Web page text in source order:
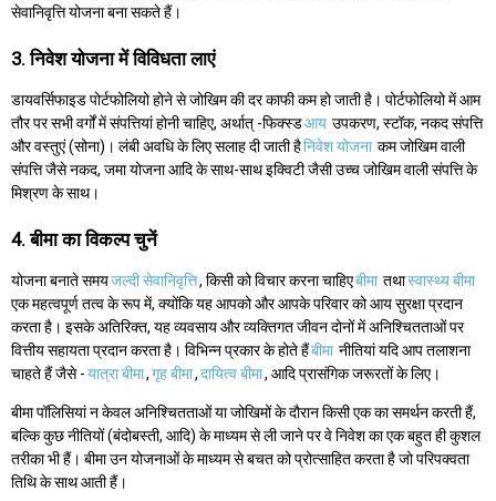
सेवानिवृत्ति योजना बना सकते हैं।
3. निवेश योजना में विविधता लाएं
डायवर्सिफाइड पोर्टफोलियो होने से जोखिम की दर काफी कम हो जाती है। पोर्टफोलियो में आम
तौर पर सभी वर्गों में संपत्तियां होनी चाहिए, अर्थात् -फिक्स्डआय उपकरण, स्टॉक, नकद संपत्ति
और वस्तुएं (सोना)। लंबी अवधि के लिए सलाह दी जाती हैनिवेश योजना कम जोखिम वाली
संपत्ति जैसे नकद, जमा योजना आदि के साथ-साथ इक्विटी जैसी उच्च जोखिम वाली संपत्ति के
मिश्रण के साथ।
4. बीमा का विकल्प चुनें
योजना बनाते समयजल्दी सेवानिवृत्ति, किसी को विचार करना चाहिएबीमा तथास्वास्थ्य बीमा
एक महत्वपूर्ण तत्व के रूप में, क्योंकि यह आपको और आपके परिवार को आय सुरक्षा प्रदान
करता है। इसके अतिरिक्त, यह व्यवसाय और व्यक्तिगत जीवन दोनों में अनिश्चितताओं पर
वित्तीय सहायता प्रदान करता है। विभिन्न प्रकार के होते हैंबीमा नीतियां यदि आप तलाशना
चाहते हैं जैसे -यात्रा बीमा,गृह बीमा,दायित्व बीमा, आदि प्रासंगिक जरूरतों के लिए।
बीमा पॉलिसियां न केवल अनिश्चितताओं या जोखिमों के दौरान किसी एक का समर्थन करती हैं,
बल्कि कुछ नीतियों (बंदोबस्ती, आदि) के माध्यम से ली जाने पर वे निवेश का एक बहुत ही कुशल
तरीका भी हैं। बीमा उन योजनाओं के माध्यम से बचत को प्रोत्साहित करता है जो परिपक्वता
तिथि के साथ आती हैं।